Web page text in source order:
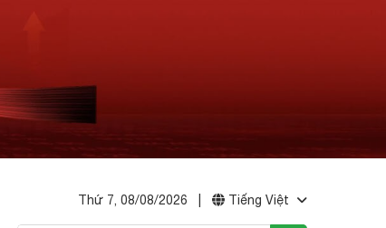
Thứ 7, 08/08/2026 Tiếng Việt